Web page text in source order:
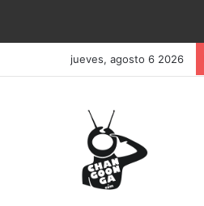
jueves, agosto 6 2026